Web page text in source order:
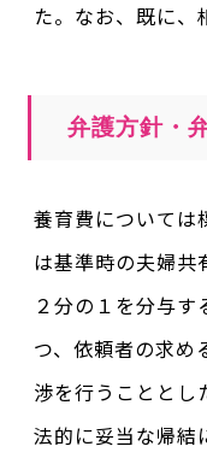
た。なお、既に、
弁護方針・
養育費については
は基準時の夫婦共
２分の１を分与
つ、依頼者の求め
渉を行うこととし
法的に妥当な帰結